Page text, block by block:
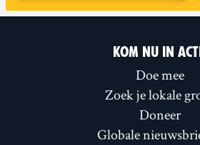
KOM NU IN
Doe mee
Zoek je lokale
Doneer
Globale